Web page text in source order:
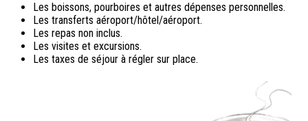
Les boissons, pourboires et autres dépenses personnelles.
Les transferts aéroport/hôtel/aéroport.
Les repas non inclus.
Les visites et excursions.
Les taxes de séjour à régler sur place.